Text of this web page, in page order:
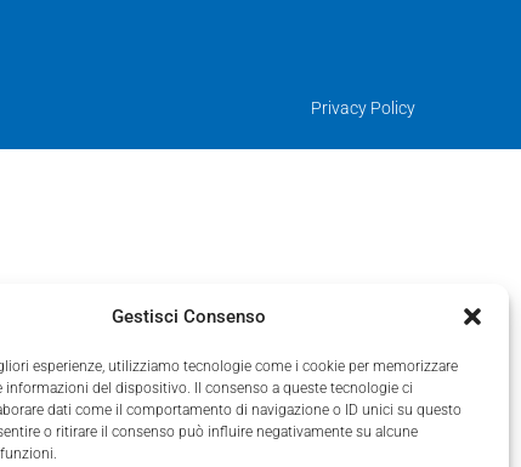
Gestisci Consenso
esperienze, utilizziamo tecnologie come i cookie per memorizzare
informazioni del dispositivo. Il consenso a queste tecnologie ci
dati come il comportamento di navigazione o ID unici su questo
o ritirare il consenso può influire negativamente su alcune
Privacy Policy